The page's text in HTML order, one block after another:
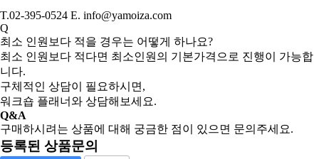
T.02-395-0524 E. info@yamoiza.com
Q
최소 인원보다 적을 경우는 어떻게 하나요?
최소 인원보다 적다면 최소인원의 기본가격으로 진행이 가능합
니다.
구체적인 상담이 필요하시면,
워크숍 플래너와 상담해보세요.
Q&A
구매하시려는 상품에 대해 궁금한 점이 있으면 문의주세요.
등록된 상품문의